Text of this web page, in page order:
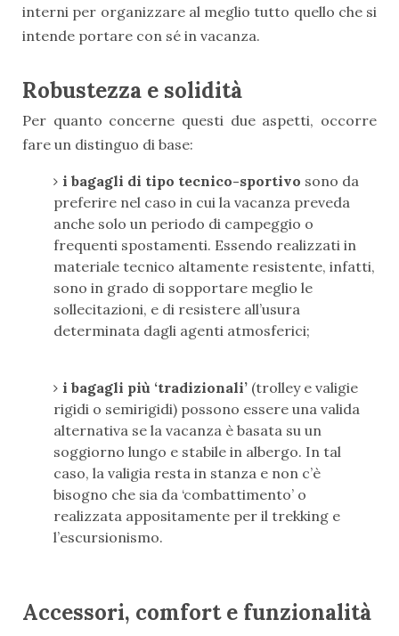
interni per organizzare al meglio tutto quello che si
intende portare con sé in vacanza.
Robustezza e solidità
Per quanto concerne questi due aspetti, occorre
fare un distinguo di base:
i bagagli di tipo tecnico-sportivo sono da
preferire nel caso in cui la vacanza preveda
anche solo un periodo di campeggio o
frequenti spostamenti. Essendo realizzati in
materiale tecnico altamente resistente, infatti,
sono in grado di sopportare meglio le
sollecitazioni, e di resistere all’usura
determinata dagli agenti atmosferici;
i bagagli più ‘tradizionali’ (trolley e valigie
rigidi o semirigidi) possono essere una valida
alternativa se la vacanza è basata su un
soggiorno lungo e stabile in albergo. In tal
caso, la valigia resta in stanza e non c’è
bisogno che sia da ‘combattimento’ o
realizzata appositamente per il trekking e
l’escursionismo.
Accessori, comfort e funzionalità